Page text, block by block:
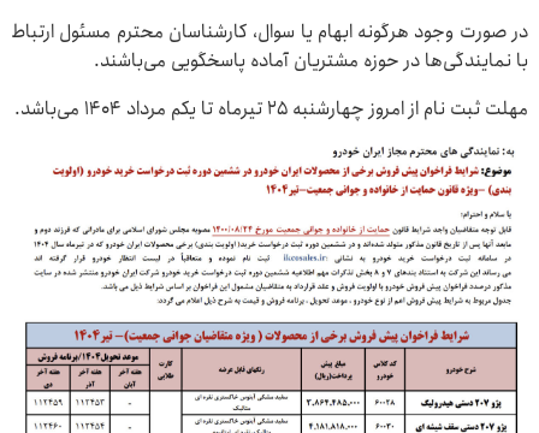
در صورت وجود هرگونه ابهام یا سوال، کارشناسان محترم مسئول ارتباط
با نمایندگی‌ها در حوزه مشتریان آماده پاسخگویی می‌باشند.
مهلت ثبت نام از امروز چهارشنبه ۲۵ تیرماه تا یکم مرداد ۱۴۰۴ می‌باشد.